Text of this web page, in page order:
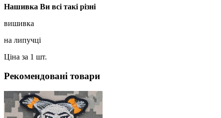
Нашивка Ви всі такі різні
вишивка
на липучці
Ціна за 1 шт.
Рекомендовані товари